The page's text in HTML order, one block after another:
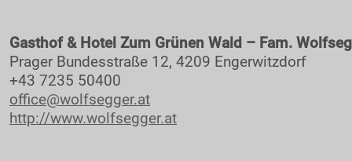
INFO
RCM
Motorsportclubs
Partner
Gasthof & Hotel Zum Grünen Wald – Fam.
Prager Bundesstraße 12, 4209 Engerwitzdorf
+43 7235 50400
office@wolfsegger.at
http://www.wolfsegger.at